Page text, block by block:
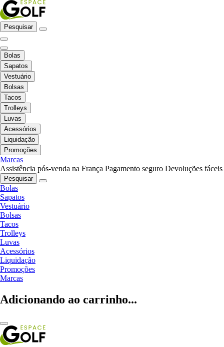
Pesquisar
Bolas
Sapatos
Vestuário
Bolsas
Tacos
Trolleys
Luvas
Acessórios
Liquidação
Promoções
Marcas
Assistência pós-venda na França Pagamento seguro Devoluções fáceis
Pesquisar
Bolas
Sapatos
Vestuário
Bolsas
Tacos
Trolleys
Luvas
Acessórios
Liquidação
Promoções
Marcas
Adicionando ao carrinho...